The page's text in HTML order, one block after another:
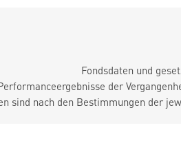
Fondsdaten und
der
sind nach den Bestimmungen der